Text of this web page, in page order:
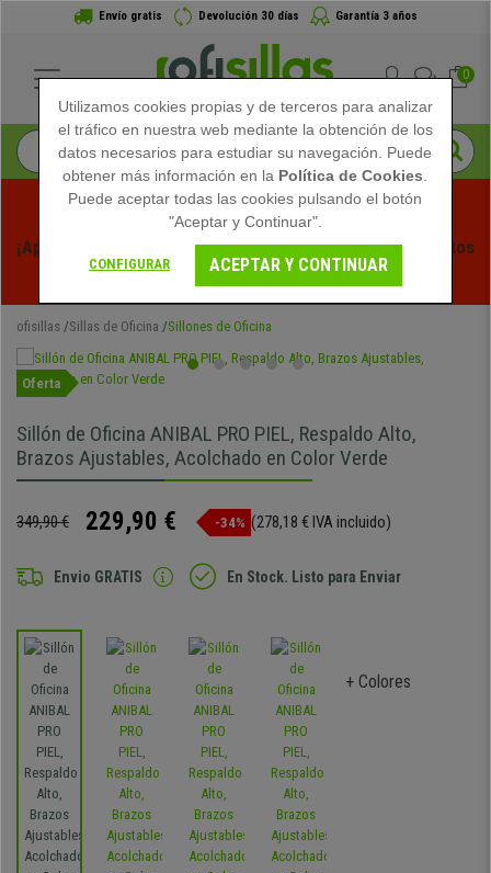
Envío gratis Devolución 30 días Garantía 3 años
0
¡Aprovecha las Rebajas de Verano en Ofisillas! Descuentos
Exclusivos por Tiempo Limitado - Ver Promo
ofisillas Sillas de Oficina Sillones de Oficina
Oferta
Sillón de Oficina ANIBAL PRO PIEL, Respaldo Alto,
Brazos Ajustables, Acolchado en Color Verde
349,90 € 229,90 € -34% (278,18 € IVA incluido)
Envio GRATIS En Stock. Listo para Enviar
+ Colores
Utilizamos cookies propias y de terceros para analizar
el tráfico en nuestra web mediante la obtención de los
datos necesarios para estudiar su navegación. Puede
obtener más información en la Política de Cookies
Puede aceptar todas las cookies pulsando el botón
"Aceptar y Continuar".
CONFIGURAR ACEPTAR Y CONTINUAR